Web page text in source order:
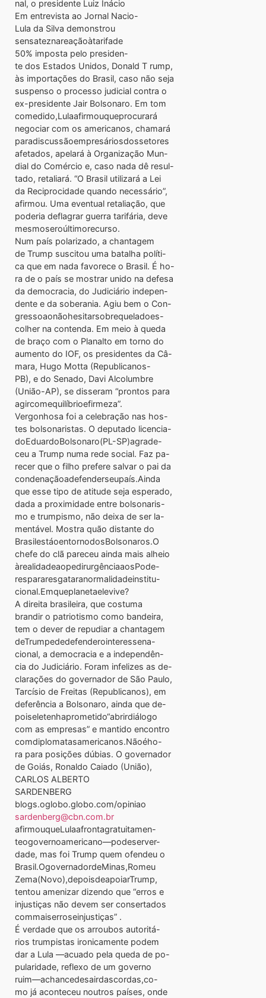
nal, o presidente Luiz Inácio
Em entrevista ao Jornal Nacio-
Lula da Silva demonstrou
sensateznareaçãoàtarifade
50% imposta pelo presiden-
te dos Estados Unidos, Donald T rump,
às importações do Brasil, caso não seja
suspenso o processo judicial contra o
ex-presidente Jair Bolsonaro. Em tom
comedido,Lulaafirmouqueprocurará
negociar com os americanos, chamará
paradiscussãoempresáriosdossetores
afetados, apelará à Organização Mun-
dial do Comércio e, caso nada dê resul-
tado, retaliará. “O Brasil utilizará a Lei
da Reciprocidade quando necessário”,
afirmou. Uma eventual retaliação, que
poderia deflagrar guerra tarifária, deve
mesmoseroúltimorecurso.
Num país polarizado, a chantagem
de Trump suscitou uma batalha políti-
ca que em nada favorece o Brasil. É ho-
ra de o país se mostrar unido na defesa
da democracia, do Judiciário indepen-
dente e da soberania. Agiu bem o Con-
gressoaonãohesitarsobrequeladoes-
colher na contenda. Em meio à queda
de braço com o Planalto em torno do
aumento do IOF, os presidentes da Câ-
mara, Hugo Motta (Republicanos-
PB), e do Senado, Davi Alcolumbre
(União-AP), se disseram “prontos para
agircomequilíbrioefirmeza”.
Vergonhosa foi a celebração nas hos-
tes bolsonaristas. O deputado licencia-
doEduardoBolsonaro(PL-SP)agrade-
ceu a Trump numa rede social. Faz pa-
recer que o filho prefere salvar o pai da
condenaçãoadefenderseupaís.Ainda
que esse tipo de atitude seja esperado,
dada a proximidade entre bolsonaris-
mo e trumpismo, não deixa de ser la-
mentável. Mostra quão distante do
BrasilestáoentornodosBolsonaros.O
chefe do clã pareceu ainda mais alheio
àrealidadeaopedirurgênciaaosPode-
respararesgataranormalidadeinstitu-
cional.Emqueplanetaelevive?
A direita brasileira, que costuma
brandir o patriotismo como bandeira,
tem o dever de repudiar a chantagem
deTrumpededefenderointeressena-
cional, a democracia e a independên-
cia do Judiciário. Foram infelizes as de-
clarações do governador de São Paulo,
Tarcísio de Freitas (Republicanos), em
deferência a Bolsonaro, ainda que de-
poiseletenhaprometido“abrirdiálogo
com as empresas” e mantido encontro
comdiplomatasamericanos.Nãoého-
ra para posições dúbias. O governador
de Goiás, Ronaldo Caiado (União),
CARLOS ALBERTO
SARDENBERG
blogs.oglobo.globo.com/opiniao
sardenberg@cbn.com.br
afirmouqueLulaafrontagratuitamen-
teogovernoamericano—podeserver-
dade, mas foi Trump quem ofendeu o
Brasil.OgovernadordeMinas,Romeu
Zema(Novo),depoisdeapoiarTrump,
tentou amenizar dizendo que “erros e
injustiças não devem ser consertados
commaiserroseinjustiças” .
É verdade que os arroubos autoritá-
rios trumpistas ironicamente podem
dar a Lula —acuado pela queda de po-
pularidade, reflexo de um governo
ruim—achancedesairdascordas,co-
mo já aconteceu noutros países, onde